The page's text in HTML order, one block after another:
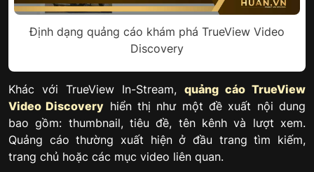
Định dạng quảng cáo khám phá TrueView Video
Discovery
Khác với TrueView In-Stream, quảng cáo TrueView
Video Discovery hiển thị như một đề xuất nội dung
bao gồm: thumbnail, tiêu đề, tên kênh và lượt xem.
Quảng cáo thường xuất hiện ở đầu trang tìm kiếm,
trang chủ hoặc các mục video liên quan.